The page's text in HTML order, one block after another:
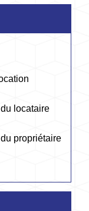
locataire
propriétaire